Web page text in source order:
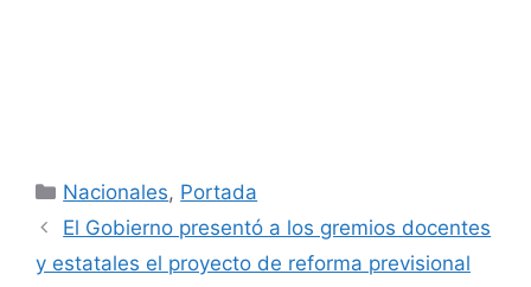
Categorías
Nacionales, Portada
El Gobierno presentó a los gremios docentes
y estatales el proyecto de reforma previsional